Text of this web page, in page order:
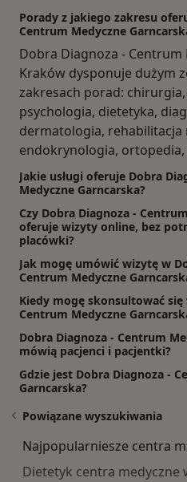
Porady z jakiego zakresu
Centrum Medyczne
Dobra Diagnoza -
Kraków dysponuje dużym
zakresach porad:
psychologia, dietetyka,
dermatologia,
endokrynologia,
Jakie usługi oferuje Dobra
Medyczne Garncarska?
Czy Dobra Diagnoza -
oferuje wizyty online, bez
placówki?
Jak mogę umówić wizytę w
Centrum Medyczne
Kiedy mogę skonsultować się
Centrum Medyczne
Dobra Diagnoza - Centrum
mówią pacjenci i pacjentki?
Gdzie jest Dobra Diagnoza -
Garncarska?
Powiązane wyszukiwania
Najpopularniesze centra
Dietetyk centra medyczne